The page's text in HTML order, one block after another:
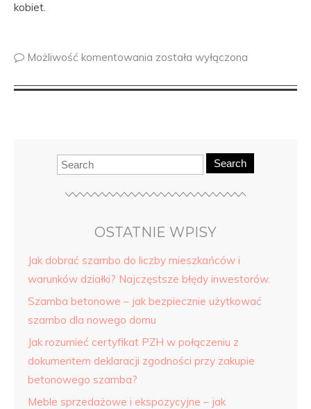
kobiet.
Możliwość komentowania została wyłączona
Search
OSTATNIE WPISY
Jak dobrać szambo do liczby mieszkańców i
warunków działki? Najczęstsze błędy inwestorów.
Szamba betonowe – jak bezpiecznie użytkować
szambo dla nowego domu
Jak rozumieć certyfikat PZH w połączeniu z
dokumentem deklaracji zgodności przy zakupie
betonowego szamba?
Meble sprzedażowe i ekspozycyjne – jak